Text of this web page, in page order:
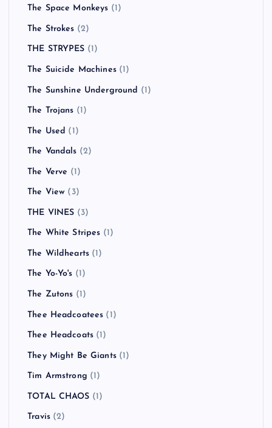
The Space Monkeys (1)
The Strokes (2)
THE STRYPES (1)
The Suicide Machines(1)
The Sunshine Underground (1)
The Trojans (1)
The Used (1)
The Vandals (2)
The Verve (1)
The View (3)
THE VINES (3)
The White Stripes (1)
The Wildhearts (1)
The Yo-Yo's (1)
The Zutons (1)
Thee Headcoatees (1)
Thee Headcoats (1)
They Might Be Giants(1)
Tim Armstrong (1)
TOTAL CHAOS (1)
Travis(2)